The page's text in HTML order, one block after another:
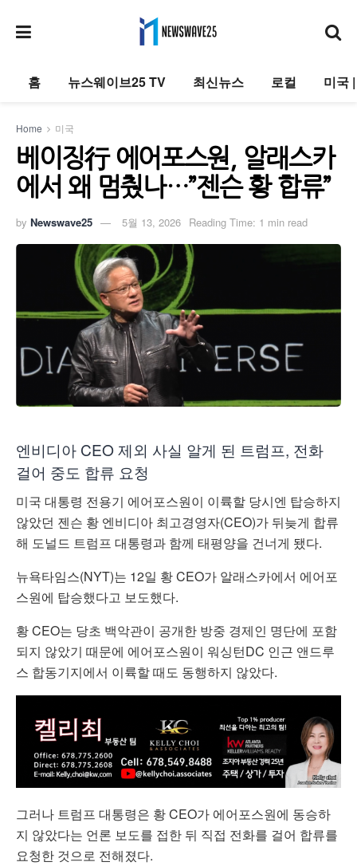
홈 뉴스웨이브25 TV 최신뉴스 로컬 미국
Home 미국
베이징行 에어포스원, 알래스카
에서 왜 멈췄나…”젠슨 황 합류”
by Newswave25 5월 13, 2026 Reading Time: 1 min read
엔비디아 CEO 제외 사실 알게 된 트럼프, 전화
걸어 중도 합류 요청
미국 대통령 전용기 에어포스원이 이륙할 당시엔 탑승하지
않았던 젠슨 황 엔비디아 최고경영자(CEO)가 뒤늦게 합류
해 도널드 트럼프 대통령과 함께 태평양을 건너게 됐다.
뉴욕타임스(NYT)는 12일 황 CEO가 알래스카에서 에어포
스원에 탑승했다고 보도했다.
황 CEO는 당초 백악관이 공개한 방중 경제인 명단에 포함
되지 않았기 때문에 에어포스원이 워싱턴DC 인근 앤드루
스 합동기지에서 이륙할 때도 동행하지 않았다.
그러나 트럼프 대통령은 황 CEO가 에어포스원에 동승하
지 않았다는 언론 보도를 접한 뒤 직접 전화를 걸어 합류를
요청한 것으로 전해졌다.